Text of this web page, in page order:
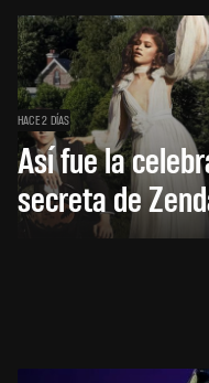
HACE 2 DÍAS
Así fue la
secreta de